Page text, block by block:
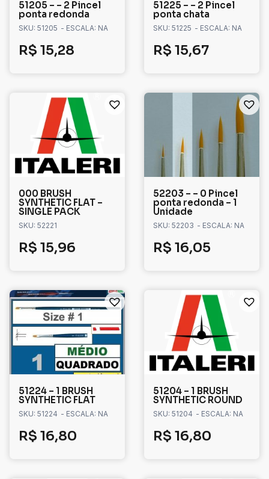
51205 – – 2 Pincel
ponta redonda
SKU: 51205 - ESCALA: NA
R$ 15,28
51225 – – 2 Pincel
ponta chata
SKU: 51225 - ESCALA: NA
R$ 15,67
000 BRUSH
SYNTHETIC FLAT –
SINGLE PACK
SKU: 52221
R$ 15,96
52203 – – 0 Pincel
ponta redonda – 1
Unidade
SKU: 52203 - ESCALA: NA
R$ 16,05
51224 – 1 BRUSH
SYNTHETIC FLAT
SKU: 51224 - ESCALA: NA
R$ 16,80
51204 – 1 BRUSH
SYNTHETIC ROUND
SKU: 51204 - ESCALA: NA
R$ 16,80